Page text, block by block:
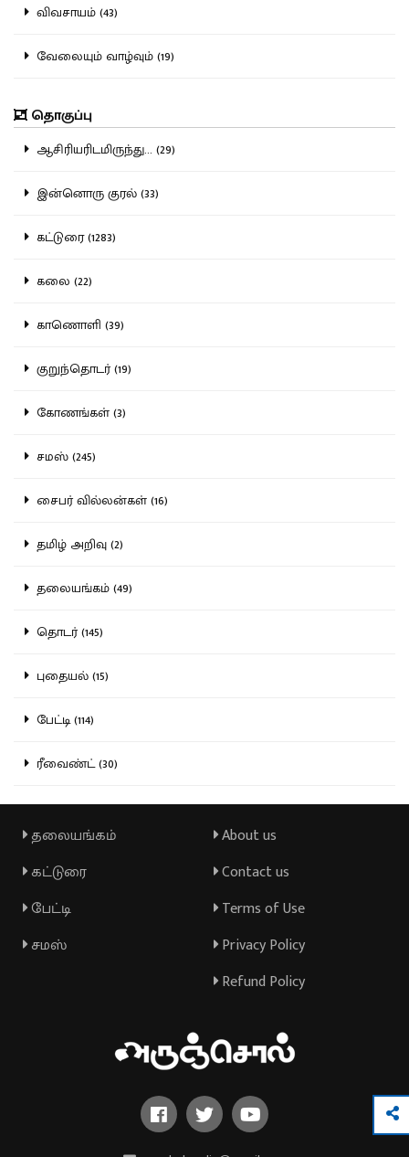
விவசாயம் (43)
வேலையும் வாழ்வும் (19)
தொகுப்பு
ஆசிரியரிடமிருந்து... (29)
இன்னொரு குரல் (33)
கட்டுரை (1283)
கலை (22)
காணொளி (39)
குறுந்தொடர் (19)
கோணங்கள் (3)
சமஸ் (245)
சைபர் வில்லன்கள் (16)
தமிழ் அறிவு (2)
தலையங்கம் (49)
தொடர் (145)
புதையல் (15)
பேட்டி (114)
ரீவைண்ட் (30)
தலையங்கம்
கட்டுரை
பேட்டி
சமஸ்
About us
Contact us
Terms of Use
Privacy Policy
Refund Policy